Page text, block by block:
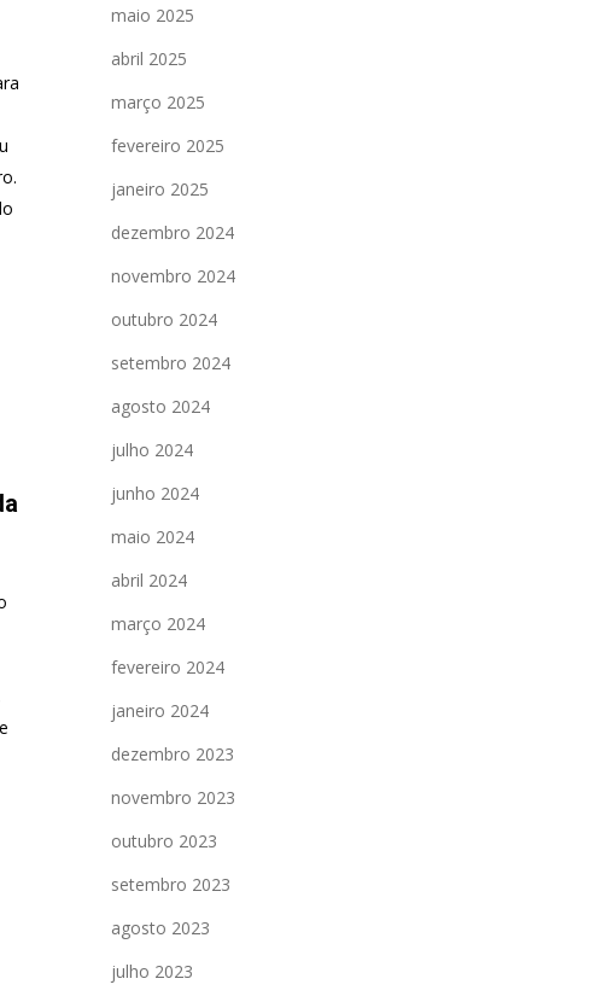
maio 2025
abril 2025
março 2025
fevereiro 2025
janeiro 2025
dezembro 2024
novembro 2024
outubro 2024
setembro 2024
agosto 2024
julho 2024
junho 2024
maio 2024
abril 2024
março 2024
fevereiro 2024
janeiro 2024
dezembro 2023
novembro 2023
outubro 2023
setembro 2023
agosto 2023
julho 2023